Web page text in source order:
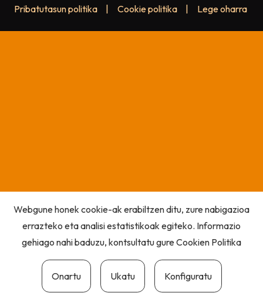
Pribatutasun politika Cookie politika Lege oharra
Webgune honek cookie-ak erabiltzen ditu, zure nabigazioa
errazteko eta analisi estatistikoak egiteko. Informazio
gehiago nahi baduzu, kontsultatu gureCookien Politika
Onartu Ukatu Konfiguratu